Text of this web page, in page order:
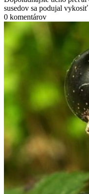
susedov sa podujal
0 komentárov